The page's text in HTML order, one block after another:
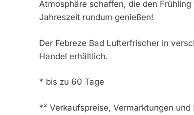
Atmosphäre schaffen, die den
Jahreszeit rundum genießen!
Der Febreze Bad Lufterfrischer in
Handel erhältlich.
* bis zu 60 Tage
*² Verkaufspreise, Vermarktungen